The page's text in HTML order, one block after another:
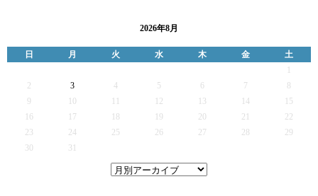
2026年8月
日 月 火 水 木 金
土
2
3 4 5 6 7
9
12 13 14
15
16
17 19 20 21
22
23
24 25 26 27 28
29
30
31